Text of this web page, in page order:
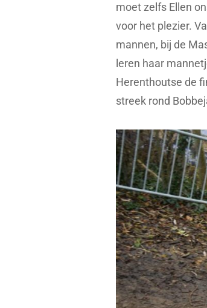
moet zelfs Ellen
voor het plezier.
mannen, bij de
leren haar
Herenthoutse de
streek rond